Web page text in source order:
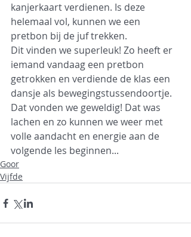
kanjerkaart verdienen. Is deze
helemaal vol, kunnen we een
pretbon bij de juf trekken.
Dit vinden we superleuk! Zo heeft er
iemand vandaag een pretbon
getrokken en verdiende de klas een
dansje als bewegingstussendoortje.
Dat vonden we geweldig! Dat was
lachen en zo kunnen we weer met
volle aandacht en energie aan de
volgende les beginnen...
Goor
Vijfde